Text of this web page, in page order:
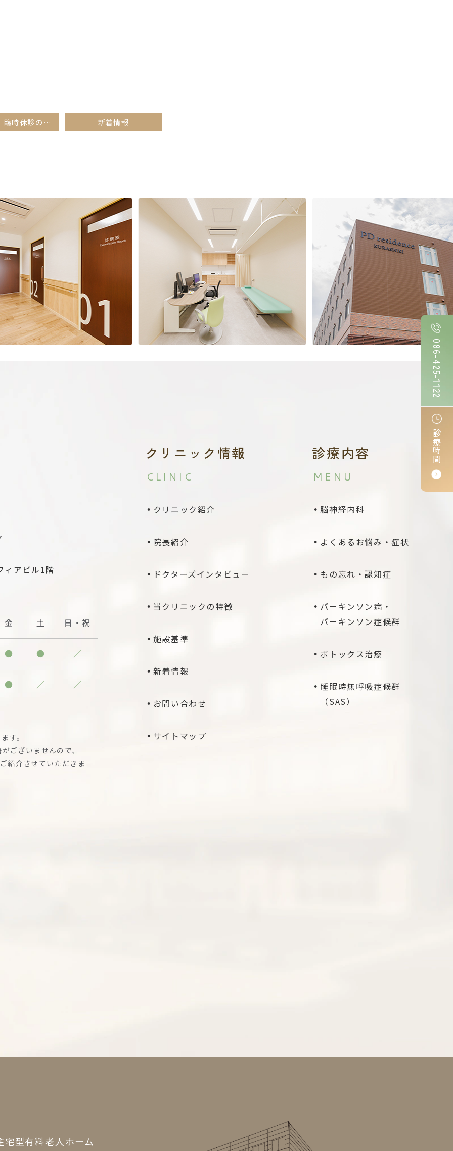
7/6（月）臨時休診のお知らせ 新着情報
ィアビル1階
金 土 日・祝
● ● ／
● ／ ／
す。
ございませんので、
紹介させていただきま
クリニック情報
CLINIC
クリニック紹介
院長紹介
ドクターズインタビュー
当クリニックの特徴
施設基準
新着情報
お問い合わせ
サイトマップ
診療内容
MENU
脳神経内科
よくあるお悩み・症状
もの忘れ・認知症
パーキンソン病・
パーキンソン症候群
ボトックス治療
睡眠時無呼吸症候群
（SAS）
宅型有料老人ホーム
086-425-1122
診療時間